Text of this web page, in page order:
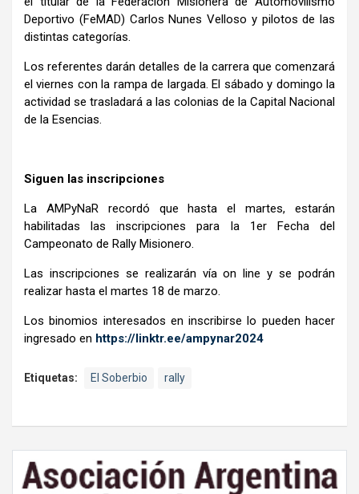
Deportivo (FeMAD) Carlos Nunes Velloso y pilotos de las
distintas categorías.
Los referentes darán detalles de la carrera que comenzará
el viernes con la rampa de largada. El sábado y domingo la
actividad se trasladará a las colonias de la Capital Nacional
de la Esencias.
Siguen las inscripciones
La AMPyNaR recordó que hasta el martes, estarán
habilitadas las inscripciones para la 1er Fecha del
Campeonato de Rally Misionero.
Las inscripciones se realizarán vía on line y se podrán
realizar hasta el martes 18 de marzo.
Los binomios interesados en inscribirse lo pueden hacer
ingresado en https://linktr.ee/ampynar2024
Etiquetas: El Soberbio rally